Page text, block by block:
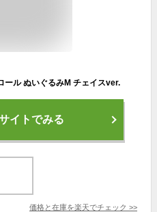
ル ぬいぐるみM チェイスver.
イトでみる
価格と在庫を楽天でチェック >>